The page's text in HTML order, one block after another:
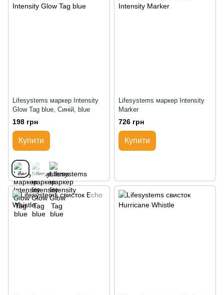
Lifesystems маркер Intensity
Glow Tag blue, Синій, blue
198 грн
Купити
Lifesystems маркер Intensity
Marker
726 грн
Купити